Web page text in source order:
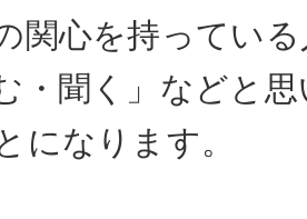
関心を持ってい
・聞く」などと
になります。